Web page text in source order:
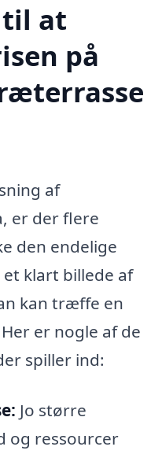
til at
på
af
er der flere
den endelige
klart billede af
kan træffe en
er nogle af de
spiller ind:
Jo større
og ressourcer